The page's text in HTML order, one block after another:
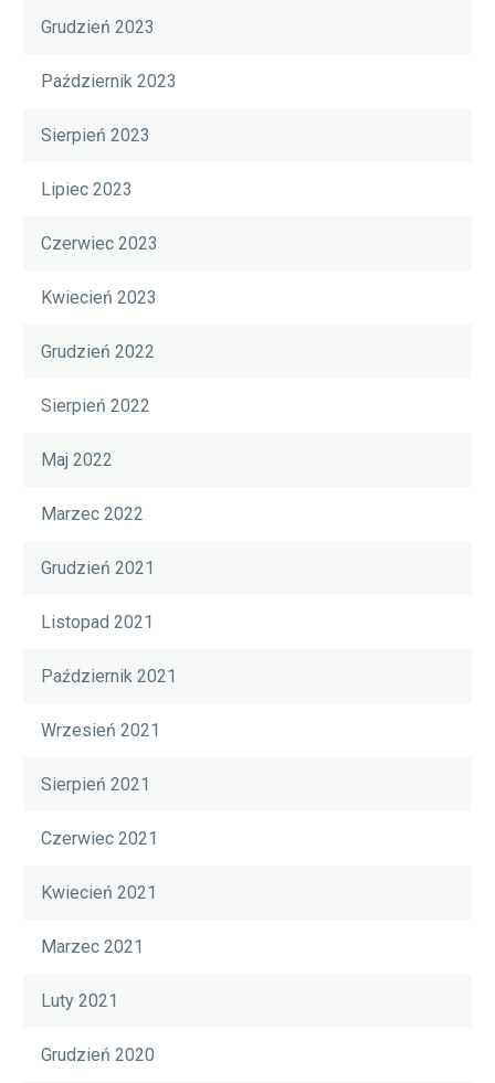
Grudzień 2023
Październik 2023
Sierpień 2023
Lipiec 2023
Czerwiec 2023
Kwiecień 2023
Grudzień 2022
Sierpień 2022
Maj 2022
Marzec 2022
Grudzień 2021
Listopad 2021
Październik 2021
Wrzesień 2021
Sierpień 2021
Czerwiec 2021
Kwiecień 2021
Marzec 2021
Luty 2021
Grudzień 2020